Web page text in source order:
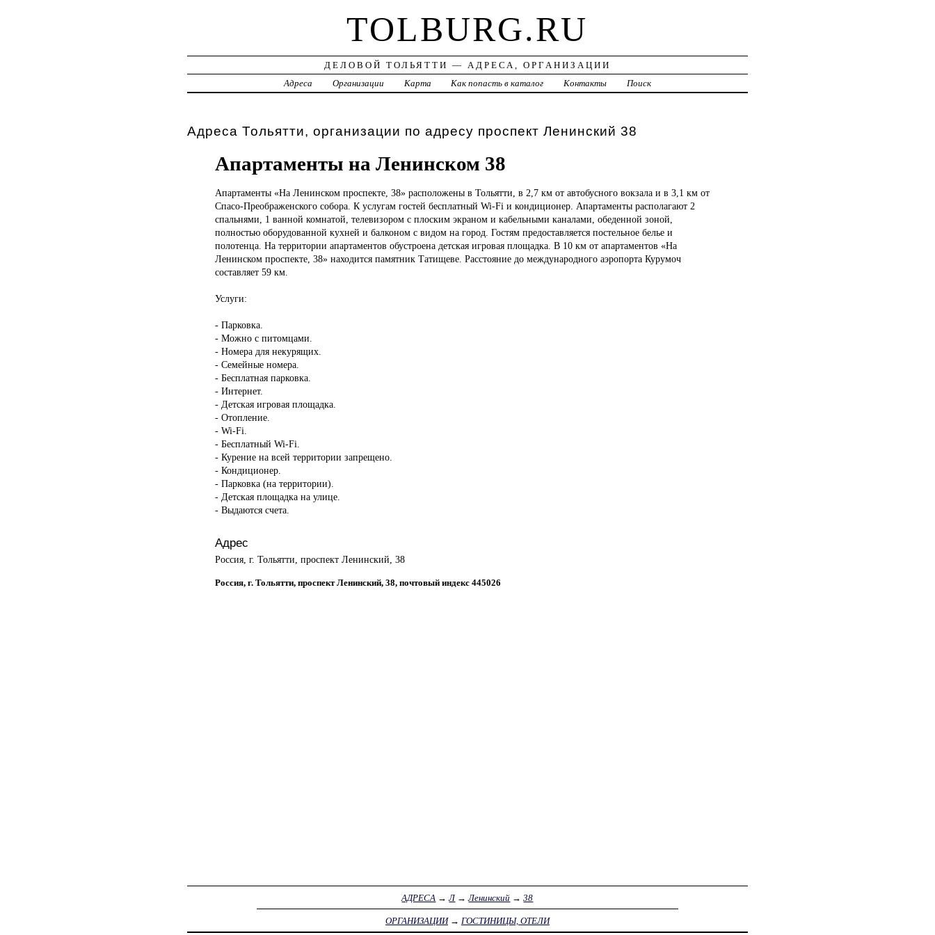
TOLBURG.RU
ДЕЛОВОЙ ТОЛЬЯТТИ — АДРЕСА, ОРГАНИЗАЦИИ
Адреса
Организации Карта Как попасть в каталог Контакты Поиск
Адреса Тольятти, организации по адресу проспект Ленинский 38
Апартаменты на Ленинском 38
Апартаменты «На Ленинском проспекте, 38» расположены в Тольятти, в 2,7 км от автобусного вокзала и в 3,1 км от
Спасо-Преображенского собора. К услугам гостей бесплатный Wi-Fi и кондиционер. Апартаменты располагают 2
спальнями, 1 ванной комнатой, телевизором с плоским экраном и кабельными каналами, обеденной зоной,
полностью оборудованной кухней и балконом с видом на город. Гостям предоставляется постельное белье и
полотенца. На территории апартаментов обустроена детская игровая площадка. В 10 км от апартаментов «На
Ленинском проспекте, 38» находится памятник Татищеве. Расстояние до международного аэропорта Курумоч
составляет 59 км.
Услуги:
- Парковка.
- Можно с питомцами.
- Номера для некурящих.
- Семейные номера.
- Бесплатная парковка.
- Интернет.
- Детская игровая площадка.
- Отопление.
- Wi-Fi.
- Бесплатный Wi-Fi.
- Курение на всей территории запрещено.
- Кондиционер.
- Парковка (на территории).
- Детская площадка на улице.
- Выдаются счета.
Адрес
Россия, г. Тольятти, проспект Ленинский, 38
Россия, г. Тольятти, проспект Ленинский, 38, почтовый индекс 445026
АДРЕСА →Л→Ленинский →38
ОРГАНИЗАЦИИ→ ГОСТИНИЦЫ, ОТЕЛИ